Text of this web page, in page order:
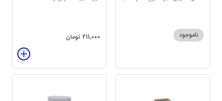
عسلی-عنصلی
ناموجود 211,000 تومان